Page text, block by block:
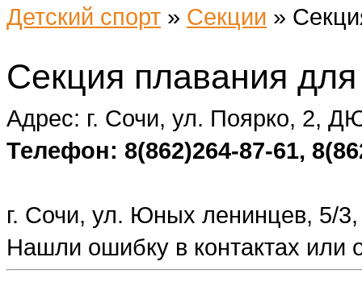
Детский спорт » Секции »
Секция плавания
Адрес: г. Сочи, ул. Поярко, 2,
Телефон: 8(862)264-87-61,
г. Сочи, ул. Юных ленинцев,
Нашли ошибку в контактах